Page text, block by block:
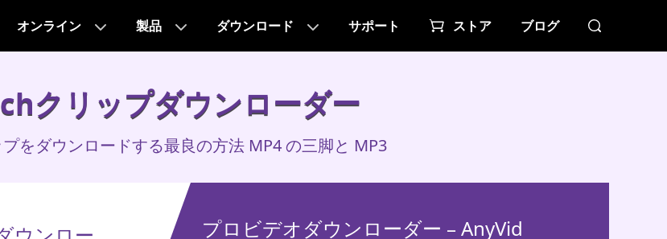
オンライン 製品 ダウンロード サポート ストア ブログ
クリップダウンローダー
をダウンロードする最良の方法 MP4 の三脚と MP3
プロビデオダウンローダー – AnyVid